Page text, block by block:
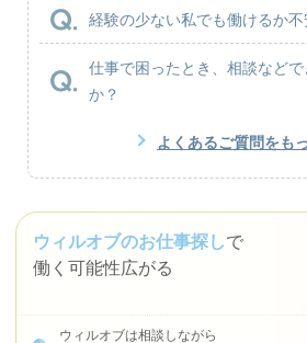
経験の少ない私でも働けるか
仕事で困ったとき、相談などで
か？
よくあるご質問をも
ウィルオブのお仕事探しで
働く可能性広がる
ウィルオブは相談しながら